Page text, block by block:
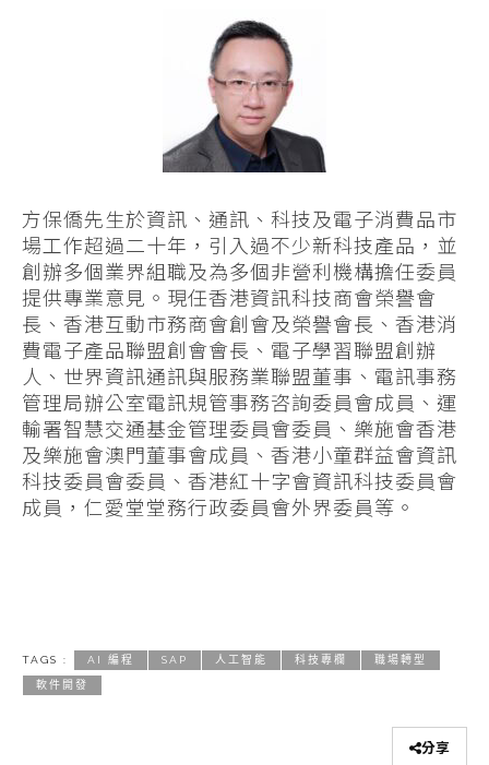
方保僑先生於資訊、通訊、科技及電子消費品市
場工作超過二十年，引入過不少新科技產品，並
創辦多個業界組職及為多個非營利機構擔任委員
提供專業意見。現任香港資訊科技商會榮譽會
長、香港互動市務商會創會及榮譽會長、香港消
費電子產品聯盟創會會長、電子學習聯盟創辦
人、世界資訊通訊與服務業聯盟董事、電訊事務
管理局辦公室電訊規管事務咨詢委員會成員、運
輸署智慧交通基金管理委員會委員、樂施會香港
及樂施會澳門董事會成員、香港小童群益會資訊
科技委員會委員、香港紅十字會資訊科技委員會
成員，仁愛堂堂務行政委員會外界委員等。
TAGS : AI 編程 SAP 人工智能 科技專欄 職場轉型
軟件開發
分享